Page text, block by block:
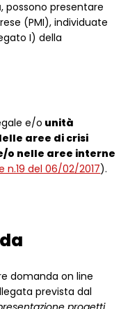
, possono presentare
(PMI), individuate
I) della
e/o unità
aree di crisi
o nelle aree interne
n.19 del 06/02/2017).
domanda on line
prevista dal